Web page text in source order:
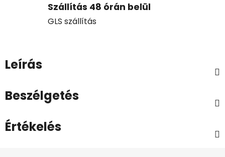
Szállítás 48 órán belül
GLS szállítás
Leírás
Beszélgetés
Értékelés